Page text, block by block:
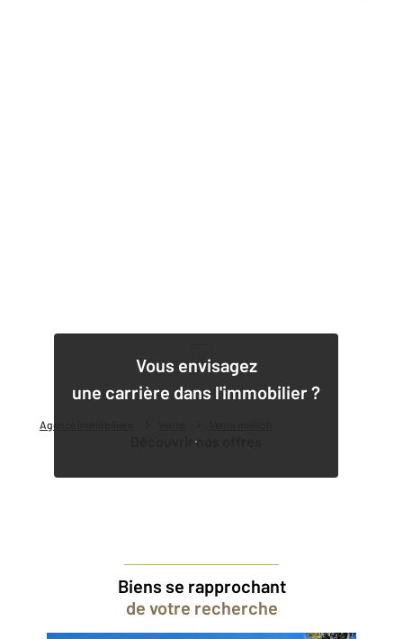
Agence immobilière
Vous envisagez
une carrière dans l'immobilier ?
Découvrir nos offres
Biens se rapprochant
de votre recherche